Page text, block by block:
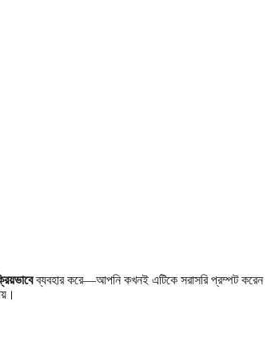
ব্যবহার করে—আপনি কখনই এটিকে সরাসরি প্রম্পট করেন